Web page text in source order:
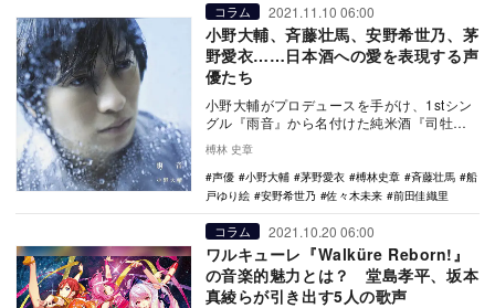
コラム 2021.11.10 06:00
小野大輔、斉藤壮馬、安野希世乃、茅
野愛衣……日本酒への愛を表現する声
優たち
小野大輔がプロデュースを手がけ、1stシン
グル『雨音』から名付けた純米酒『司牡丹
AMAOTO』が今年出荷3年目を迎えたほ
か、斉…
榑林 史章
声優
小野大輔 茅野愛衣 榑林史章 斉藤壮馬
船
戸ゆり絵
安野希世乃 佐々木未来 前田佳織里
コラム 2021.10.20 06:00
ワルキューレ『Walküre Reborn!』
の音楽的魅力とは？ 堂島孝平、坂本
真綾らが引き出す5人の歌声